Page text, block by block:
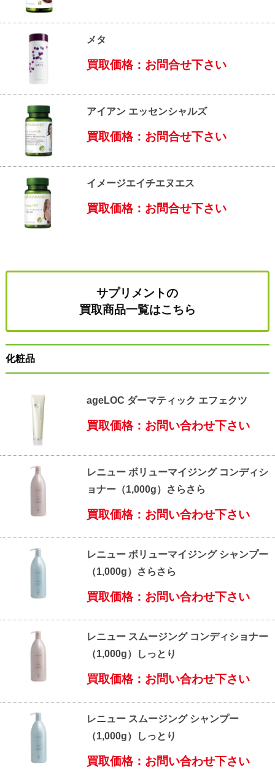
メタ
買取価格：お問合せ下さい
アイアン エッセンシャルズ
買取価格：お問合せ下さい
イメージエイチエヌエス
買取価格：お問合せ下さい
サプリメントの
買取商品一覧はこちら
化粧品
ageLOC ダーマティック エフェクツ
買取価格：お問い合わせ下さい
レニュー ボリューマイジング コンディシ
ョナー（1,000g）さらさら
買取価格：お問い合わせ下さい
レニュー ボリューマイジング シャンプー
（1,000g）さらさら
買取価格：お問い合わせ下さい
レニュー スムージング コンディショナー
（1,000g）しっとり
買取価格：お問い合わせ下さい
レニュー スムージング シャンプー
（1,000g）しっとり
買取価格：お問い合わせ下さい